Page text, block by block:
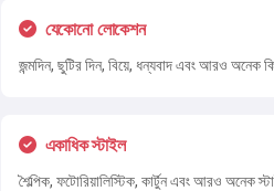
যেকোনো লোকেশন
জন্মদিন, ছুটির দিন, বিয়ে, ধন্যবাদ এবং আরও অনেক
একাধিক স্টাইল
শৈল্পিক, ফটোরিয়ালিস্টিক, কার্টুন এবং আরও অনেক